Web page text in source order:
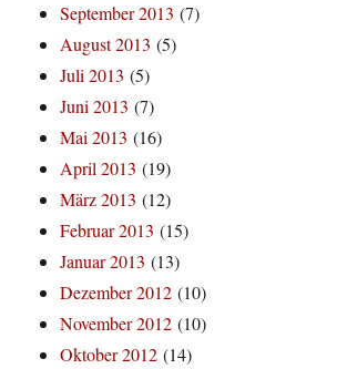
September 2013 (7)
August 2013 (5)
Juli 2013 (5)
Juni 2013 (7)
Mai 2013 (16)
April 2013 (19)
März 2013 (12)
Februar 2013 (15)
Januar 2013 (13)
Dezember 2012 (10)
November 2012 (10)
Oktober 2012 (14)